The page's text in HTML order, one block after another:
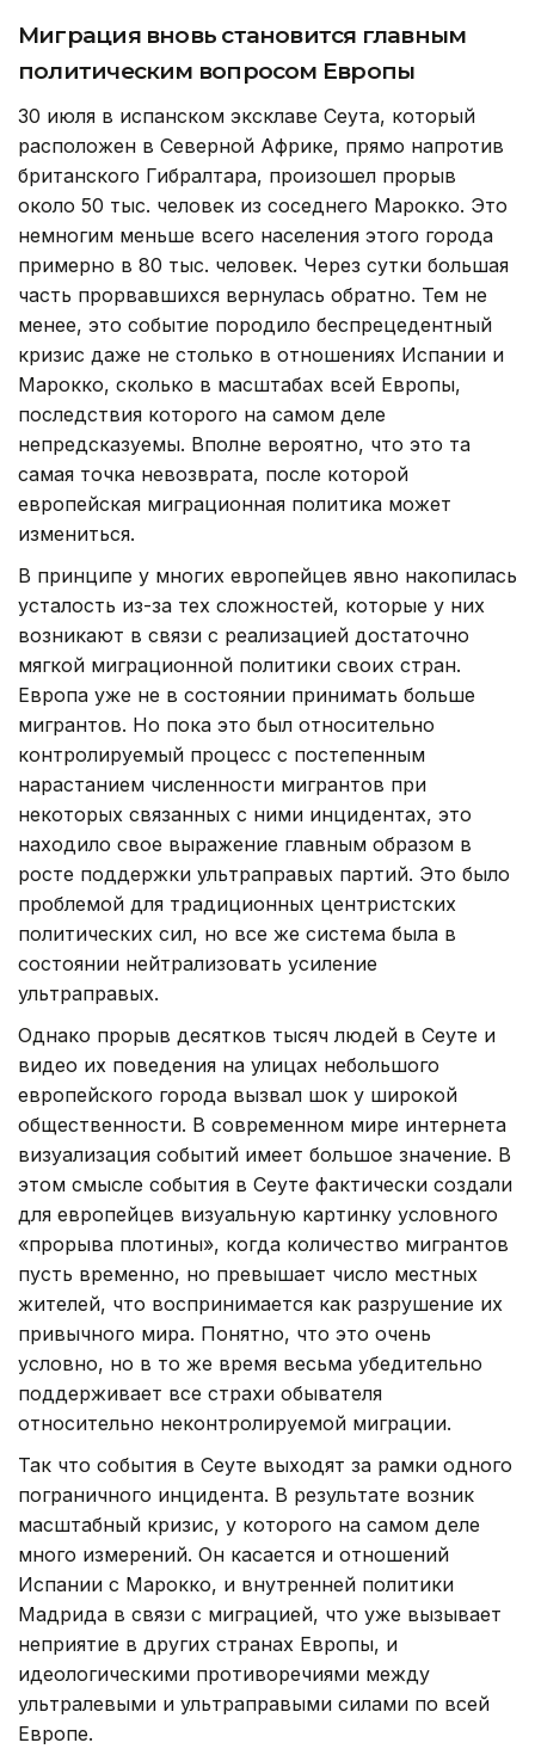
Миграция вновь становится главным
политическим вопросом Европы
30 июля в испанском эксклаве Сеута, который
расположен в Северной Африке, прямо напротив
британского Гибралтара, произошел прорыв
около 50 тыс. человек из соседнего Марокко. Это
немногим меньше всего населения этого города
примерно в 80 тыс. человек. Через сутки большая
часть прорвавшихся вернулась обратно. Тем не
менее, это событие породило беспрецедентный
кризис даже не столько в отношениях Испании и
Марокко, сколько в масштабах всей Европы,
последствия которого на самом деле
непредсказуемы. Вполне вероятно, что это та
самая точка невозврата, после которой
европейская миграционная политика может
измениться.
В принципе у многих европейцев явно накопилась
усталость из-за тех сложностей, которые у них
возникают в связи с реализацией достаточно
мягкой миграционной политики своих стран.
Европа уже не в состоянии принимать больше
мигрантов. Но пока это был относительно
контролируемый процесс с постепенным
нарастанием численности мигрантов при
некоторых связанных с ними инцидентах, это
находило свое выражение главным образом в
росте поддержки ультраправых партий. Это было
проблемой для традиционных центристских
политических сил, но все же система была в
состоянии нейтрализовать усиление
ультраправых.
Однако прорыв десятков тысяч людей в Сеуте и
видео их поведения на улицах небольшого
европейского города вызвал шок у широкой
общественности. В современном мире интернета
визуализация событий имеет большое значение. В
этом смысле события в Сеуте фактически создали
для европейцев визуальную картинку условного
«прорыва плотины», когда количество мигрантов
пусть временно, но превышает число местных
жителей, что воспринимается как разрушение их
привычного мира. Понятно, что это очень
условно, но в то же время весьма убедительно
поддерживает все страхи обывателя
относительно неконтролируемой миграции.
Так что события в Сеуте выходят за рамки одного
пограничного инцидента. В результате возник
масштабный кризис, у которого на самом деле
много измерений. Он касается и отношений
Испании с Марокко, и внутренней политики
Мадрида в связи с миграцией, что уже вызывает
неприятие в других странах Европы, и
идеологическими противоречиями между
ультралевыми и ультраправыми силами по всей
Европе.